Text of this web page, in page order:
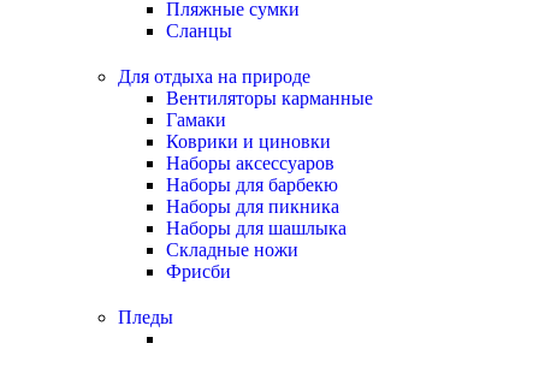
Пляжные сумки
Сланцы
Для отдыха на природе
Вентиляторы карманные
Гамаки
Коврики и циновки
Наборы аксессуаров
Наборы для барбекю
Наборы для пикника
Наборы для шашлыка
Складные ножи
Фрисби
Пледы